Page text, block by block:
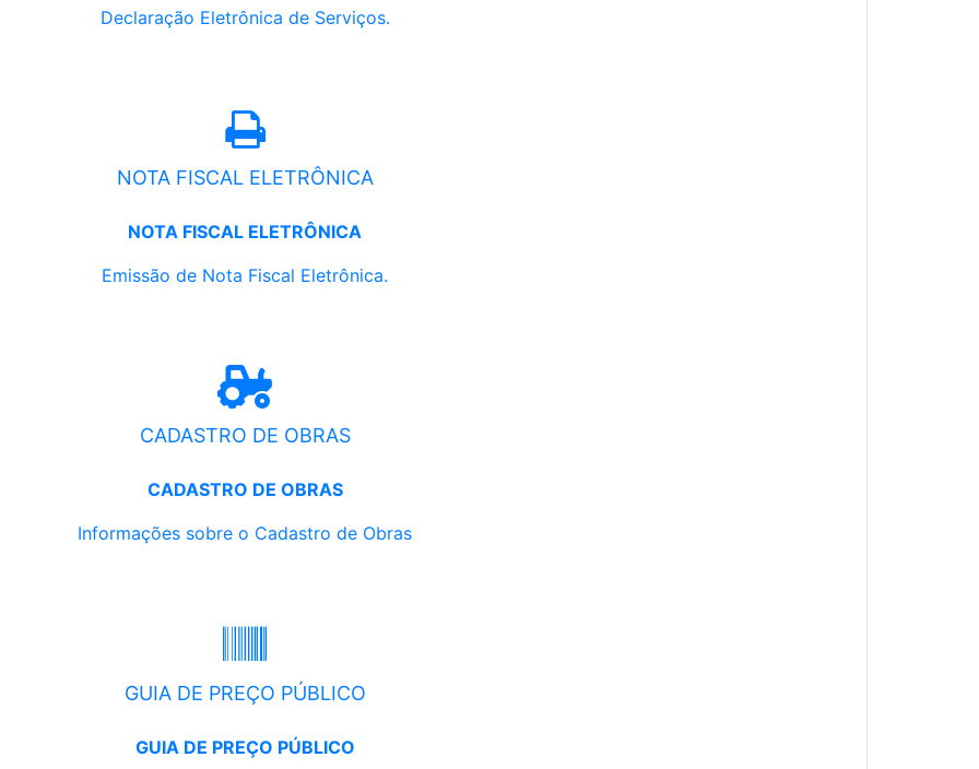
Declaração Eletrônica de Serviços.
NOTA FISCAL ELETRÔNICA
NOTA FISCAL ELETRÔNICA
Emissão de Nota Fiscal Eletrônica.
CADASTRO DE OBRAS
CADASTRO DE OBRAS
Informações sobre o Cadastro de Obras
GUIA DE PREÇO PÚBLICO
GUIA DE PREÇO PÚBLICO